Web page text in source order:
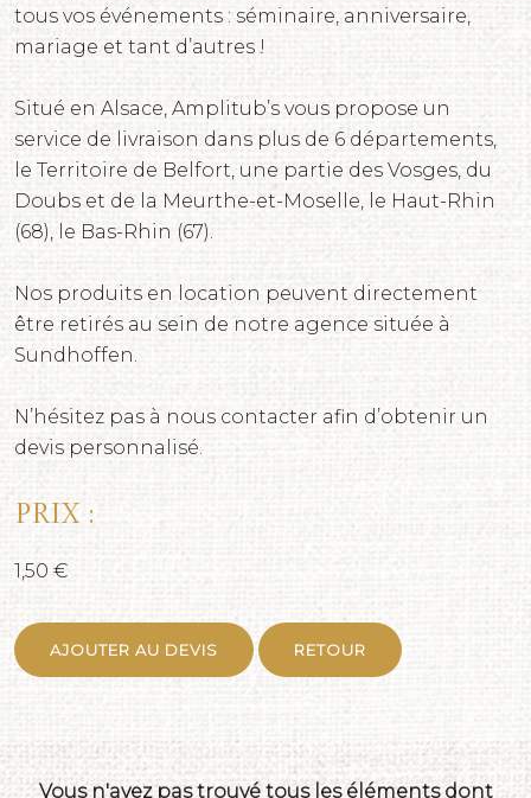
tous vos événements : séminaire, anniversaire,
mariage et tant d’autres !
Situé en Alsace, Amplitub’s vous propose un
service de livraison dans plus de 6 départements,
le Territoire de Belfort, une partie des Vosges, du
Doubs et de la Meurthe-et-Moselle, le Haut-Rhin
(68), le Bas-Rhin (67).
Nos produits en location peuvent directement
être retirés au sein de notre agence située à
Sundhoffen.
N’hésitez pas à nous contacter afin d’obtenir un
devis personnalisé.
Prix :
1,50 €
AJOUTER AU DEVIS RETOUR
Vous n'avez pas trouvé tous les éléments dont